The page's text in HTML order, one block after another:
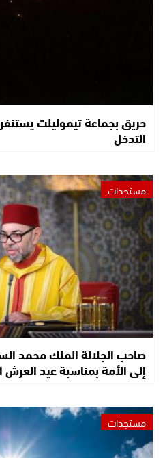
حريق بجماعة تيموليلت
التدخل
مستجدات
صاحب الجلالة الملك محمد
إلى الأمة بمناسبة عيد العرش
مستجدات